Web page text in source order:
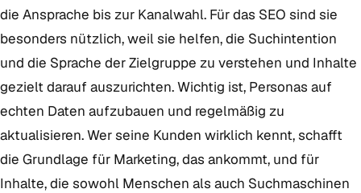
die Ansprache bis zur Kanalwahl. Für das SEO sind sie
besonders nützlich, weil sie helfen, die Suchintention
und die Sprache der Zielgruppe zu verstehen und Inhalte
gezielt darauf auszurichten. Wichtig ist, Personas auf
echten Daten aufzubauen und regelmäßig zu
aktualisieren. Wer seine Kunden wirklich kennt, schafft
die Grundlage für Marketing, das ankommt, und für
Inhalte, die sowohl Menschen als auch Suchmaschinen